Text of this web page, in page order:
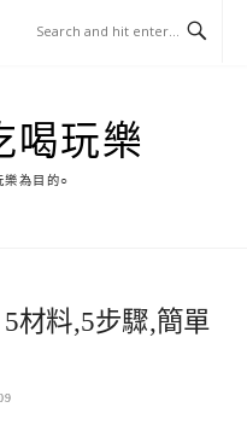
喝玩樂
樂為目的○
材料,5步驟,簡單